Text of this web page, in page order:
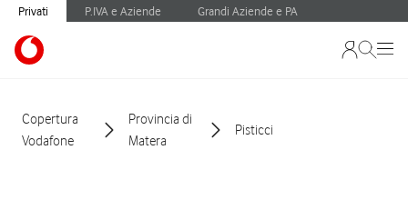
Privati P.IVA e Aziende Grandi Aziende e PA
Copertura
Vodafone
Provincia di
Matera
Pisticci